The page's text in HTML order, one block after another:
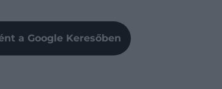
a Google Keresőben